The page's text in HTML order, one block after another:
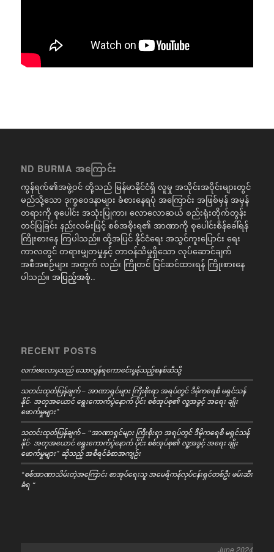
ND BURMA အကြောင်း
ကွန်ရက်၏အဖွဲ့ဝင် တို့သည် မြန်မာနိုင်ငံရှိ လူမှု အသိုင်းအဝိုင်းများတွင်
မည်သို့သော ဒုက္ခဝေဒနာများ ခံစားနေရပုံ အကြောင်း အဖြစ်မှန် အမှန်
တရားကို စုပေါင်း အသုံးပြုကာ၊ လောလောဆယ် စည်းရုံးတိုက်တွန်း
တင်ပြခြင်း နည်းလမ်းဖြင့် စစ်အစိုးရ၏ အာဏာကို စုပေါင်းစိန်ခေါ်ရန်
ကြိုးစားနေ ကြပါသည်။ ထို့အပြင် နိုင်ငံရေး အသွင်ကူးပြောင်း ရေး
ကာလတွင် တရားမျှတမှုနှင့် တာဝန်သိမှုရှိသော လုပ်ဆောင်ချက်
အစီအစဉ်များ အတွက် လည်း ကြိုတင် ပြင်ဆင်ထားရန် ကြိုးစားနေ
ပါသည်။ အပြည့်အစုံ..
RECENT POSTS
လက်ဗလောမှသည် သောလွန်ရကောင်ေးမွန်သည့်စနစ်ဆီသို့
သတင်းထုတ်ပြန်ချက် – အာဏာရှင်များ ကြီးစိုးရာ အရပ်တွင် ဒီမိုကရေစီ မရှင်သန်
နိုင်- အတုအယောင် ရွေးကောက်ပွဲနောက် ပိုင်း စစ်အုပ်စု၏ လူ့အခွင့် အရေး ချိုး
ဖောက်မှုများ”
သတင်းထုတ်ပြန်ချက် – “အာဏာရှင်များ ကြီးစိုးရာ အရပ်တွင် ဒီမိုကရေစီ မရှင်သန်
နိုင်- အတုအယောင် ရွေးကောက်ပွဲနောက် ပိုင်း စစ်အုပ်စု၏ လူ့အခွင့် အရေး ချိုး
ဖောက်မှုများ” ဆိုသည့် အစီရင်ခံစာအကျဉ်း
“စစ်အာဏာသိမ်းတဲ့အကြောင်း စာအုပ်ရေးသူ အမေရိကန်လုပ်ငန်းရှင်တစ်ဦး ဖမ်းဆီး
ခံရ “
June 2024